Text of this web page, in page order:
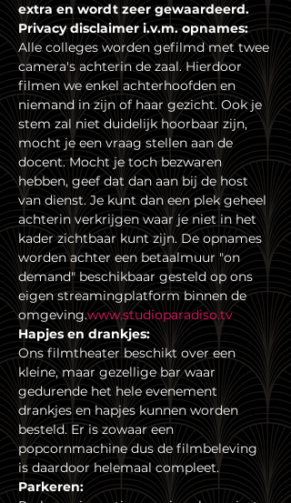
extra en wordt zeer gewaardeerd.
Privacy disclaimer i.v.m. opnames:
Alle colleges worden gefilmd met twee
camera's achterin de zaal. Hierdoor
filmen we enkel achterhoofden en
niemand in zijn of haar gezicht. Ook je
stem zal niet duidelijk hoorbaar zijn,
mocht je een vraag stellen aan de
docent. Mocht je toch bezwaren
hebben, geef dat dan aan bij de host
van dienst. Je kunt dan een plek geheel
achterin verkrijgen waar je niet in het
kader zichtbaar kunt zijn. De opnames
worden achter een betaalmuur "on
demand" beschikbaar gesteld op ons
eigen streamingplatform binnen de
omgeving.www.studioparadiso.tv
Hapjes en drankjes:
Ons filmtheater beschikt over een
kleine, maar gezellige bar waar
gedurende het hele evenement
drankjes en hapjes kunnen worden
besteld. Er is zowaar een
popcornmachine dus de filmbeleving
is daardoor helemaal compleet.
Parkeren: